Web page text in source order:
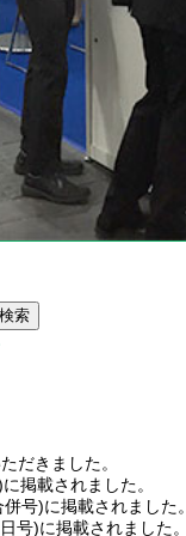
だきました。
掲載されました。
号)に掲載されました。
号)に掲載されました。